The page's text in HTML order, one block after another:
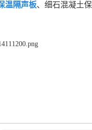
温隔声板、细石混凝土